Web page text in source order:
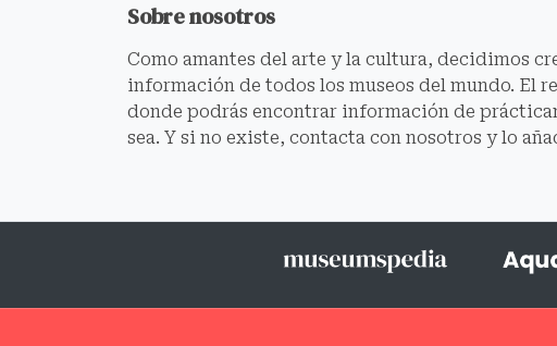
Sobre nosotros
Como amantes del arte y la cultura, decidimos
información de todos los museos del mundo. El
donde podrás encontrar información de
sea. Y si no existe, contacta con nosotros y lo